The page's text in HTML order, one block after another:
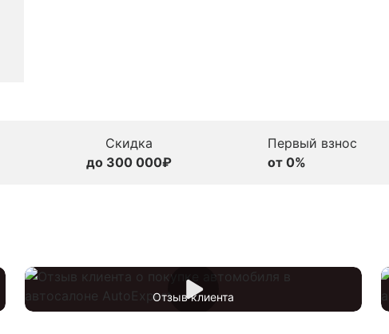
Скидка
до 300 000₽
Первый взнос
от 0%
Отзыв клиента